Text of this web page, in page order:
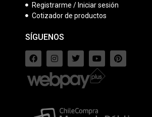
Registrarme / Iniciar sesión
Cotizador de productos
SÍGUENOS